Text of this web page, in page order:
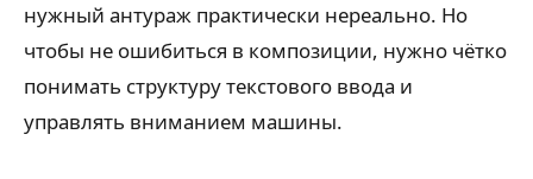
нужный антураж практически нереально. Но
чтобы не ошибиться в композиции, нужно чётко
понимать структуру текстового ввода и
управлять вниманием машины.